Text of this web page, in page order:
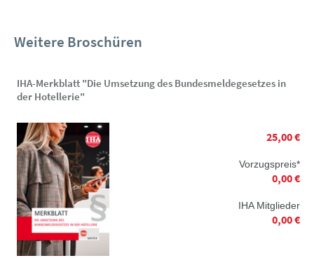
Weitere Broschüren
IHA-Merkblatt "Die Umsetzung des Bundesmeldegesetzes in
der Hotellerie"
25,00 €
Vorzugspreis*
0,00 €
IHA Mitglieder
0,00 €